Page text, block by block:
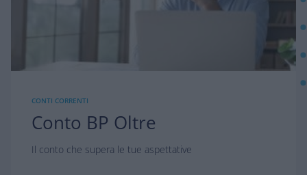
CONTI CORRENTI
Conto BP Oltre
Il conto che supera le tue aspettative